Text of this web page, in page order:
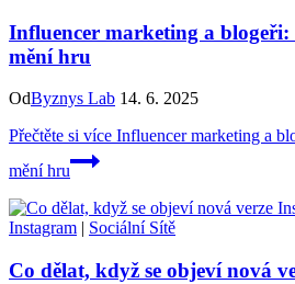
Influencer marketing a blogeři:
mění hru
OdByznys Lab 14. 6. 2025
Přečtěte si více Influencer marketing a
mění hru
Instagram | Sociální Sítě
Co dělat, když se objeví nová